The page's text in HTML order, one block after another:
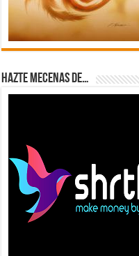
Hazte Mecenas de…